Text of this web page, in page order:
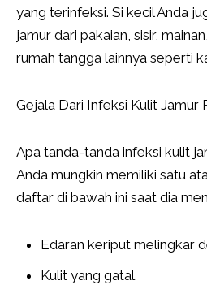
yang terinfeksi. Si kecil Anda
jamur dari pakaian, sisir,
rumah tangga lainnya seperti
Gejala Dari Infeksi Kulit Jamur
Apa tanda-tanda infeksi kulit
Anda mungkin memiliki satu
daftar di bawah ini saat dia
Edaran keriput melingkar
Kulit yang gatal.